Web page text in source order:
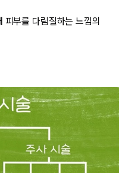
부를 다림질하는 느낌의